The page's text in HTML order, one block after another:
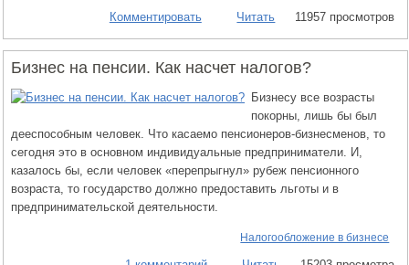
Комментировать Читать 11957 просмотров
Бизнес на пенсии. Как насчет налогов?
Бизнесу все возрасты
покорны, лишь бы был
дееспособным человек. Что касаемо пенсионеров-бизнесменов, то
сегодня это в основном индивидуальные предприниматели. И,
казалось бы, если человек «перепрыгнул» рубеж пенсионного
возраста, то государство должно предоставить льготы и в
предпринимательской деятельности.
Налогообложение в бизнесе